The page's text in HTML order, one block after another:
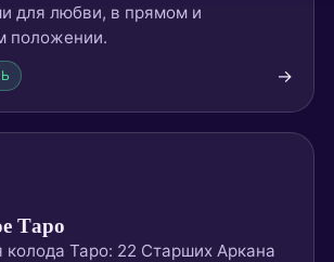
для любви, в прямом и
положении.
→
Таро
колода Таро: 22 Старших Аркана